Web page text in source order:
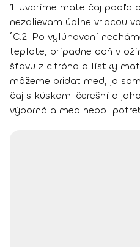
1. Uvaríme mate čaj podľa
nezalievam úplne vriacou
˚C.2. Po vylúhovaní
teplote, prípadne doň
šťavu z citróna a lístky
môžeme pridať med, ja
čaj s kúskami čerešní a
výborná a med nebol